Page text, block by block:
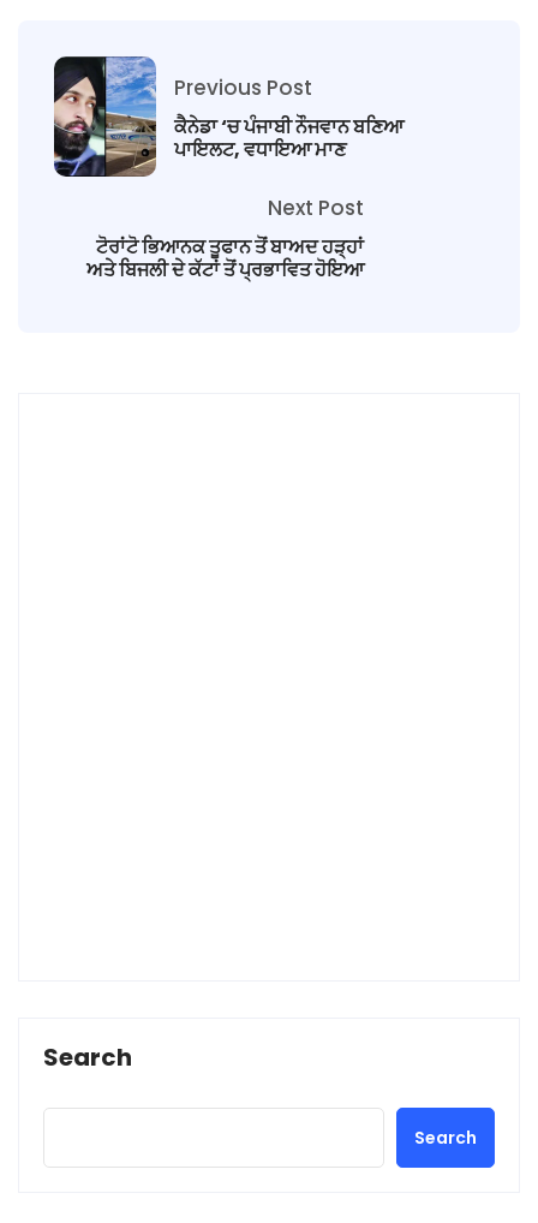
Previous Post
ਕੈਨੇਡਾ ‘ਚ ਪੰਜਾਬੀ ਨੌਜਵਾਨ ਬਣਿਆ
ਪਾਇਲਟ, ਵਧਾਇਆ ਮਾਣ
Next Post
ਟੋਰਾਂਟੋ ਭਿਆਨਕ ਤੂਫਾਨ ਤੋਂ ਬਾਅਦ ਹੜ੍ਹਾਂ
ਅਤੇ ਬਿਜਲੀ ਦੇ ਕੱਟਾਂ ਤੋਂ ਪ੍ਰਭਾਵਿਤ ਹੋਇਆ
Search
Search